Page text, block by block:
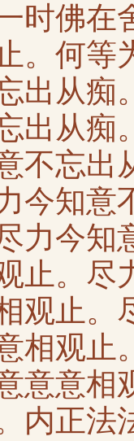
佛在
。何等
出从痴
出从痴
不忘
今知意
力今知
止。尽
观止。
相观止
意意相
内正法